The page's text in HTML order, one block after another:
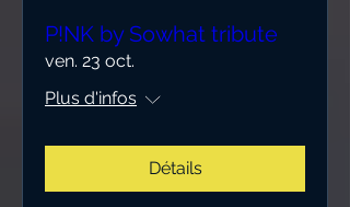
P!NK by Sowhat tribute
ven. 23 oct.
Plus d'infos
Détails